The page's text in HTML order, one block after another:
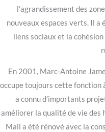
l’agrandissement des
nouveaux espaces verts. Il
liens sociaux et la
En 2001, Marc-Antoine
occupe toujours cette fonction
a connu d’importants
améliorer la qualité de vie des
Mail a été rénové avec la